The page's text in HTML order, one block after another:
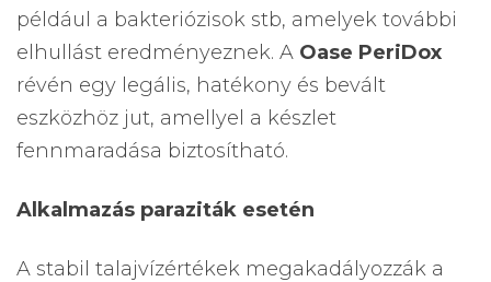
például a bakteriózisok stb, amelyek további
elhullást eredményeznek. A Oase PeriDox
révén egy legális, hatékony és bevált
eszközhöz jut, amellyel a készlet
fennmaradása biztosítható.
Alkalmazás paraziták esetén
A stabil talajvízértékek megakadályozzák a